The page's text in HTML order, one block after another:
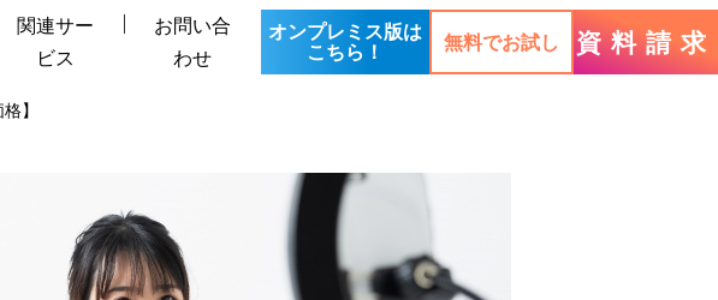
関連サー
ビス
お問い合
わせ
オンプレミス版は
こちら！
無料でお試し 資料請求
】